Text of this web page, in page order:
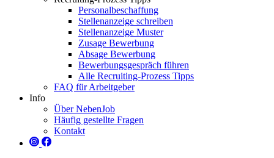
Personalbeschaffung
Stellenanzeige schreiben
Stellenanzeige Muster
Zusage Bewerbung
Absage Bewerbung
Bewerbungsgespräch führen
Alle Recruiting-Prozess Tipps
FAQ für Arbeitgeber
Info
Über NebenJob
Häufig gestellte Fragen
Kontakt